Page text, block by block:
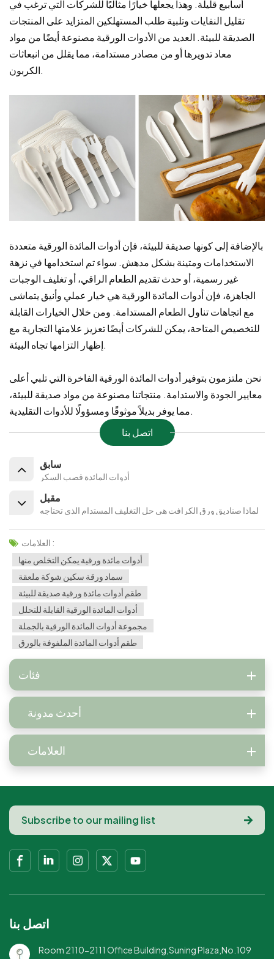
أسابيع قليلة. وهذا يجعلها خيارًا مثاليًا للشركات التي ترغب في
تقليل النفايات وتلبية طلب المستهلكين المتزايد على المنتجات
الصديقة للبيئة. العديد من الأدوات الورقية مصنوعة أيضًا من مواد
معاد تدويرها أو من مصادر مستدامة، مما يقلل من انبعاثات
الكربون.
بالإضافة إلى كونها صديقة للبيئة، فإن أدوات المائدة الورقية متعددة
الاستخدامات ومتينة بشكل مدهش. سواء تم استخدامها في نزهة
غير رسمية، أو حدث تقديم الطعام الراقي، أو تغليف الوجبات
الجاهزة، فإن أدوات المائدة الورقية هي خيار عملي وأنيق يتماشى
مع اتجاهات تناول الطعام المستدامة. ومن خلال الخيارات القابلة
للتخصيص المتاحة، يمكن للشركات أيضًا تعزيز علامتها التجارية مع
إظهار التزامها تجاه البيئة.
نحن ملتزمون بتوفير أدوات المائدة الورقية الفاخرة التي تلبي أعلى
معايير الجودة والاستدامة. منتجاتنا مصنوعة من مواد صديقة للبيئة،
مما يوفر بديلاً موثوقًا ومسؤولًا للأدوات التقليدية.
اتصل بنا
سابق
أدوات المائدة قصب السكر
مقبل
لماذا صناديق ورق الكرافت هي حل التغليف المستدام الذي تحتاجه
العلامات :
أدوات مائدة ورقية يمكن التخلص منها
سماد ورقة سكين شوكة ملعقة
طقم أدوات مائدة ورقية صديقة للبيئة
أدوات المائدة الورقية القابلة للتحلل
مجموعة أدوات المائدة الورقية بالجملة
طقم أدوات المائدة الملفوفة بالورق
فئات
أحدث مدونة
العلامات
اتصل بنا
Room 2110-2111 Office Building,Suning Plaza,No.109